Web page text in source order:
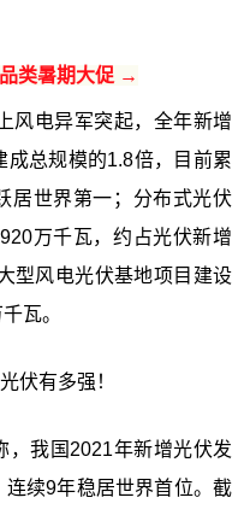
类暑期大促 →
风电异军突起，全年新增
总规模的1.8倍，目前累
居世界第一；分布式光伏
万千瓦，约占光伏新增
型风电光伏基地项目建设
瓦。
伏有多强！
，我国2021年新增光伏发
续9年稳居世界首位。截